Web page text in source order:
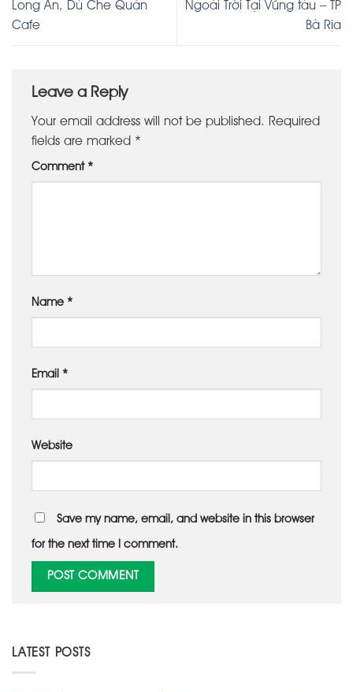
Long An, Dù Che Quán
Cafe
Ngoài Trời Tại Vũng tàu – TP
Bà Rịa
Leave a Reply
Your email address will not be published.
Required
fields are marked *
Comment *
Name *
Email *
Website
Save my name, email, and website in this browser
for the next time I comment.
LATEST POSTS